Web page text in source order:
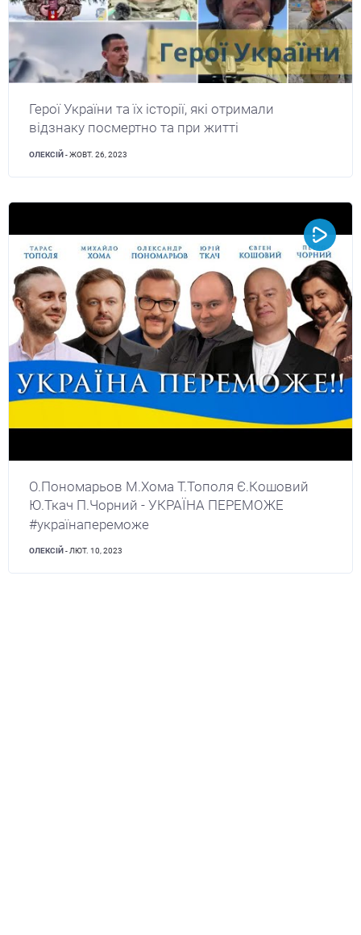
Герої України та їх історії, які отримали
відзнаку посмертно та при житті
ОЛЕКСІЙ - ЖОВТ. 26, 2023
О.Пономарьов М.Хома Т.Тополя Є.Кошовий
Ю.Ткач П.Чорний - УКРАЇНА ПЕРЕМОЖЕ
#українапереможе
ОЛЕКСІЙ - ЛЮТ. 10, 2023